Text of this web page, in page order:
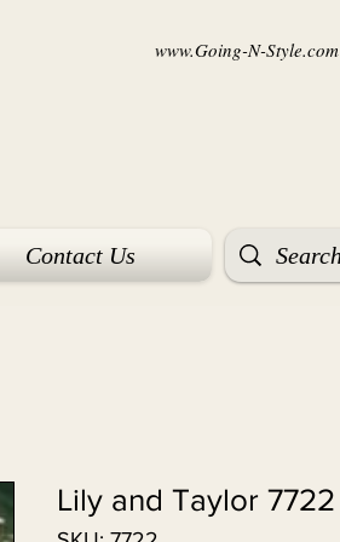
www.Going-N-Style.com
Contact Us
Lily and Taylor 7722